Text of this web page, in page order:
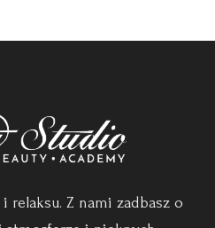
relaksu. Z nami zadbasz o